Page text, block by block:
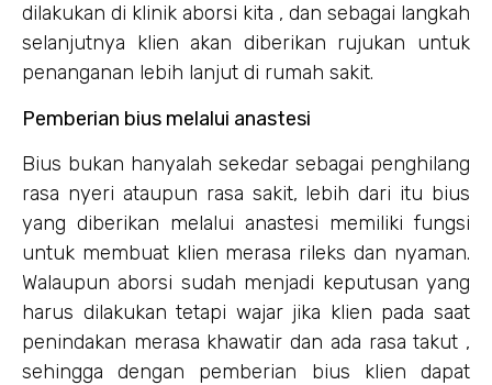
dilakukan di klinik aborsi kita , dan sebagai langkah
selanjutnya klien akan diberikan rujukan untuk
penanganan lebih lanjut di rumah sakit.
Pemberian bius melalui anastesi
Bius bukan hanyalah sekedar sebagai penghilang
rasa nyeri ataupun rasa sakit, lebih dari itu bius
yang diberikan melalui anastesi memiliki fungsi
untuk membuat klien merasa rileks dan nyaman.
Walaupun aborsi sudah menjadi keputusan yang
harus dilakukan tetapi wajar jika klien pada saat
penindakan merasa khawatir dan ada rasa takut ,
sehingga dengan pemberian bius klien dapat